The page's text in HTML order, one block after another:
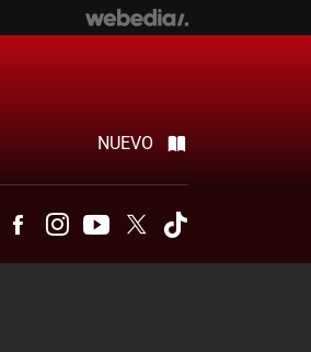
NUEVO
TelegramFacebookInstagramYoutubeTwitter